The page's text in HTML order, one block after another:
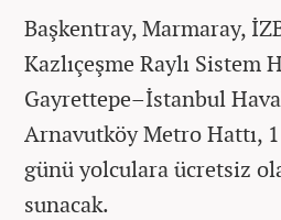
Başkentray, Marmaray,
Kazlıçeşme Raylı Sistem
Gayrettepe–İstanbul
Arnavutköy Metro Hattı,
günü yolculara ücretsiz
sunacak.